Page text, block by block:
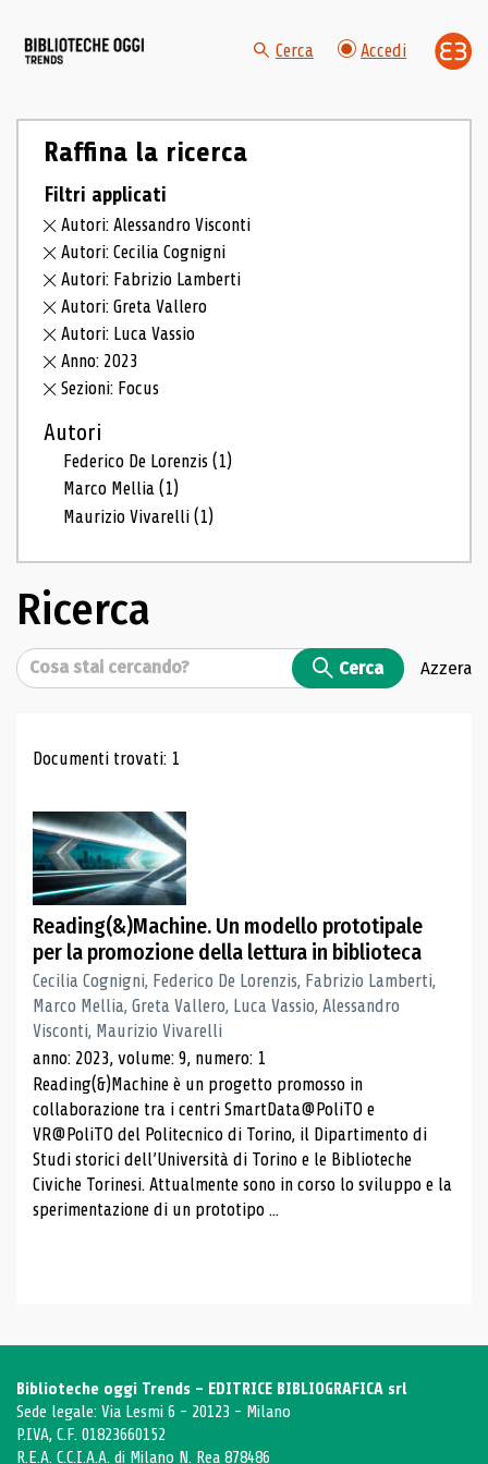
Cerca Accedi
Raffina la ricerca
Filtri applicati
Autori: Alessandro Visconti
Autori: Cecilia Cognigni
Autori: Fabrizio Lamberti
Autori: Greta Vallero
Autori: Luca Vassio
Anno: 2023
Sezioni: Focus
Autori
Federico De Lorenzis(1)
Marco Mellia(1)
Maurizio Vivarelli(1)
Ricerca
Cerca Cerca Azzera
Risultati di ricerca
Documenti trovati: 1
Reading(&)Machine. Un modello prototipale
per la promozione della lettura in biblioteca
Cecilia Cognigni, Federico De Lorenzis, Fabrizio Lamberti,
Marco Mellia, Greta Vallero, Luca Vassio, Alessandro
Visconti, Maurizio Vivarelli
anno: 2023, volume: 9, numero: 1
Reading(&)Machine è un progetto promosso in
collaborazione tra i centri SmartData@PoliTO e
VR@PoliTO del Politecnico di Torino, il Dipartimento di
Studi storici dell’Università di Torino e le Biblioteche
Civiche Torinesi. Attualmente sono in corso lo sviluppo e la
sperimentazione di un prototipo ...
Biblioteche oggi Trends - EDITRICE BIBLIOGRAFICA srl
Sede legale: Via Lesmi 6 - 20123 - Milano
P.IVA, C.F. 01823660152
R.E.A. C.C.I.A.A. di Milano N. Rea 878486